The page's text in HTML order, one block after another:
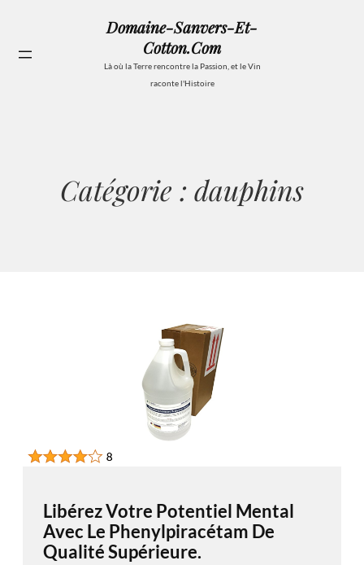
contenu
Domaine-Sanvers-Et-
Cotton.com
Là où la Terre rencontre la Passion, et le Vin
raconte l'Histoire
Catégorie : dauphins
Libérez Votre Potentiel Mental
Avec Le Phenylpiracétam De
Qualité Supérieure.